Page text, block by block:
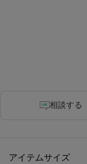
相談する
アイテムサイズ